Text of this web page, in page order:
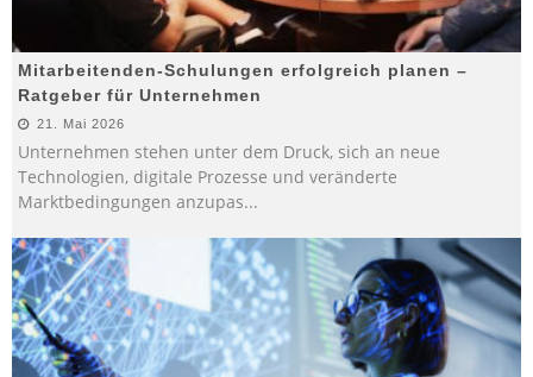
Mitarbeitenden-Schulungen erfolgreich planen –
Ratgeber für Unternehmen
21. Mai 2026
Unternehmen stehen unter dem Druck, sich an neue
Technologien, digitale Prozesse und veränderte
Marktbedingungen anzupas...